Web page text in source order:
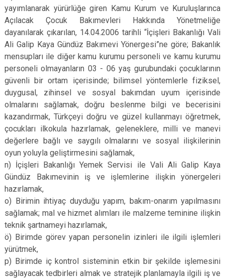
yayımlanarak yürürlüğe giren Kamu Kurum ve Kuruluşlarınca
Açılacak Çocuk Bakımevleri Hakkında Yönetmeliğe
dayanılarak çıkarılan, 14.04.2006 tarihli “İçişleri Bakanlığı Vali
Ali Galip Kaya Gündüz Bakımevi Yönergesi”ne göre; Bakanlık
mensupları ile diğer kamu kurumu personeli ve kamu kurumu
personeli olmayanların 03 - 06 yaş gurubundaki çocuklarının
güvenli bir ortam içerisinde; bilimsel yöntemlerle fiziksel,
duygusal, zihinsel ve sosyal bakımdan uyum içerisinde
olmalarını sağlamak, doğru beslenme bilgi ve becerisini
kazandırmak, Türkçeyi doğru ve güzel kullanmayı öğretmek,
çocukları ilkokula hazırlamak, geleneklere, milli ve manevi
değerlere bağlı ve saygılı olmalarını ve sosyal ilişkilerinin
oyun yoluyla geliştirmesini sağlamak,
n) İçişleri Bakanlığı Yemek Servisi ile Vali Ali Galip Kaya
Gündüz Bakımevinin iş ve işlemlerine ilişkin yönergeleri
hazırlamak,
o) Birimin ihtiyaç duyduğu yapım, bakım-onarım yapılmasını
sağlamak; mal ve hizmet alımları ile malzeme teminine ilişkin
teknik şartnameyi hazırlamak,
ö) Birimde görev yapan personelin izinleri ile ilgili işlemleri
yürütmek,
p) Birimde iç kontrol sisteminin etkin bir şekilde işlemesini
sağlayacak tedbirleri almak ve stratejik planlamayla ilgili iş ve